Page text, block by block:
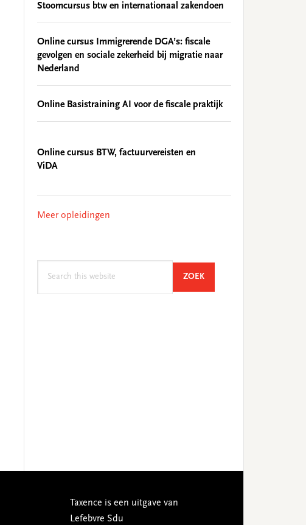
Stoomcursus btw en internationaal zakendoen
Online cursus Immigrerende DGA’s: fiscale
gevolgen en sociale zekerheid bij migratie naar
Nederland
Online Basistraining AI voor de fiscale praktijk
Online cursus BTW, factuurvereisten en
ViDA
Meer opleidingen
ZOEKSEARCH
Taxence is een uitgave van
Lefebvre Sdu